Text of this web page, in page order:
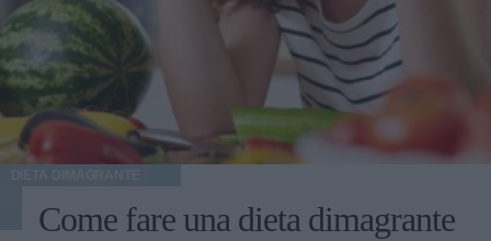
Come fare una dieta dimagrante